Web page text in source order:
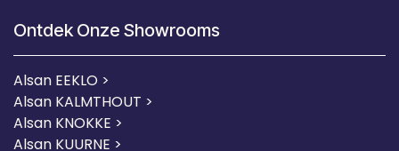
Ontdek Onze Showrooms
Alsan EEKLO >
Alsan KALMTHOUT >
Alsan KNOKKE >
Alsan KUURNE >